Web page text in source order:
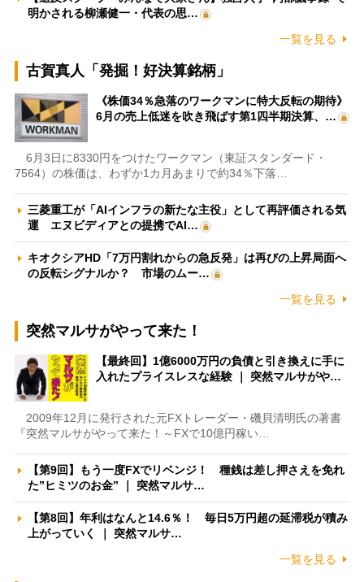
明かされる柳瀬健一・代表の思…
一覧を見る
古賀真人「発掘！好決算銘柄」
《株価34％急落のワークマンに特大反転の期待》
6月の売上低迷を吹き飛ばす第1四半期決算、…
6月3日に8330円をつけたワークマン（東証スタンダード・
7564）の株価は、わずか1カ月あまりで約34％下落…
三菱重工が「AIインフラの新たな主役」として再評価される気
運 エヌビディアとの提携でAI…
キオクシアHD「7万円割れからの急反発」は再びの上昇局面へ
の反転シグナルか？ 市場のムー…
一覧を見る
突然マルサがやって来た！
【最終回】1億6000万円の負債と引き換えに手に
入れたプライスレスな経験 ｜ 突然マルサがや…
2009年12月に発行された元FXトレーダー・磯貝清明氏の著書
『突然マルサがやって来た！～FXで10億円稼い…
【第9回】もう一度FXでリベンジ！ 種銭は差し押さえを免れ
た”ヒミツのお金” ｜ 突然マルサ…
【第8回】年利はなんと14.6％！ 毎日5万円超の延滞税が積み
上がっていく ｜ 突然マルサ…
一覧を見る